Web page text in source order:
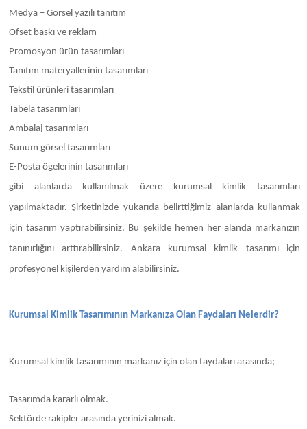
Medya – Görsel yazılı tanıtım
Ofset baskı ve reklam
Promosyon ürün tasarımları
Tanıtım materyallerinin tasarımları
Tekstil ürünleri tasarımları
Tabela tasarımları
Ambalaj tasarımları
Sunum görsel tasarımları
E-Posta ögelerinin tasarımları
gibi alanlarda kullanılmak üzere kurumsal kimlik tasarımları
yapılmaktadır. Şirketinizde yukarıda belirttiğimiz alanlarda kullanmak
için tasarım yaptırabilirsiniz. Bu şekilde hemen her alanda markanızın
tanınırlığını arttırabilirsiniz. Ankara kurumsal kimlik tasarımı için
profesyonel kişilerden yardım alabilirsiniz.
Kurumsal Kimlik Tasarımının Markanıza Olan Faydaları Nelerdir?
Kurumsal kimlik tasarımının markanız için olan faydaları arasında;
Tasarımda kararlı olmak.
Sektörde rakipler arasında yerinizi almak.